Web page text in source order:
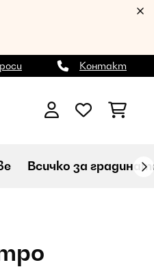
Контакт
Всичко за